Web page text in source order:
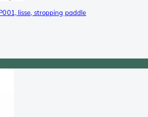
lisse, stropping paddle